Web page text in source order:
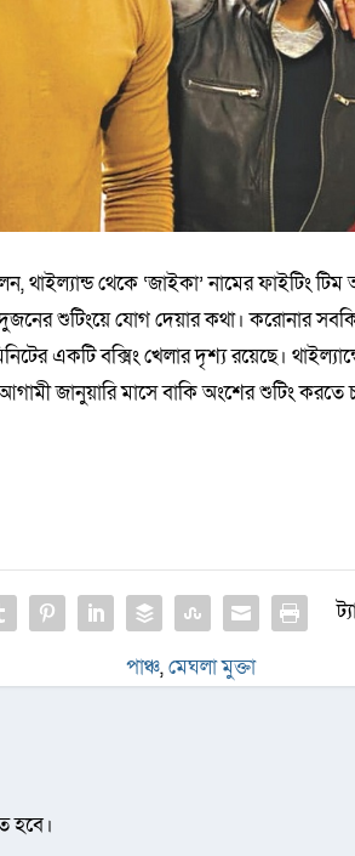
থেকে ‘জাইকা’ নামের ফাইটিং টিম
শুটিংয়ে যোগ দেয়ার কথা। করোনার
একটি বক্সিং খেলার দৃশ্য রয়েছে।
জানুয়ারি মাসে বাকি অংশের শুটিং করতে
পাঞ্চ,মেঘলা মুক্তা
হবে।